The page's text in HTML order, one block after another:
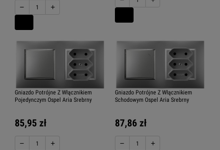
− +
Gniazdo Potrójne Z Włącznikiem
Pojedynczym Ospel Aria Srebrny
85,95 zł
− +
Gniazdo Potrójne Z Włącznikiem
Schodowym Ospel Aria Srebrny
87,86 zł
− +